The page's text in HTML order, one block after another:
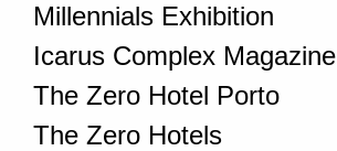
Millennials Exhibition
Icarus Complex Magazine
The Zero Hotel Porto
The Zero Hotels